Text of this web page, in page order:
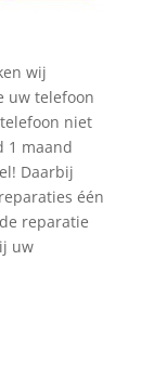
wij
uw telefoon
niet
1 maand
Daarbij
één
reparatie
uw